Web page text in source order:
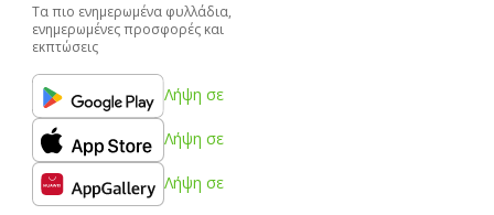
Τα πιο ενημερωμένα φυλλάδια,
ενημερωμένες προσφορές και
εκπτώσεις
Λήψη σε
Λήψη σε
Λήψη σε